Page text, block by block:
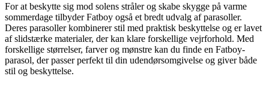
For at beskytte sig mod solens stråler og skabe skygge på varme
sommerdage tilbyder Fatboy også et bredt udvalg af parasoller.
Deres parasoller kombinerer stil med praktisk beskyttelse og er lavet
af slidstærke materialer, der kan klare forskellige vejrforhold. Med
forskellige størrelser, farver og mønstre kan du finde en Fatboy-
parasol, der passer perfekt til din udendørsomgivelse og giver både
stil og beskyttelse.